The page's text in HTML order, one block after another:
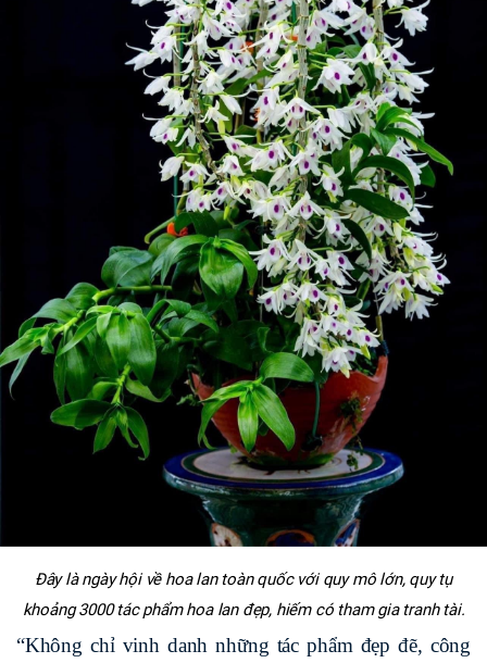
Đây là ngày hội về hoa lan toàn quốc với quy mô lớn, quy tụ
khoảng 3000 tác phẩm hoa lan đẹp, hiếm có tham gia tranh tài.
“Không chỉ vinh danh những tác phẩm đẹp đẽ, công